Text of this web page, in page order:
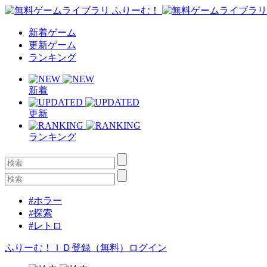
新着ゲーム
更新ゲーム
ランキング
新着
更新
ランキング
#ホラー
#探索
#レトロ
ふりーむ！ＩＤ登録（無料） ログイン